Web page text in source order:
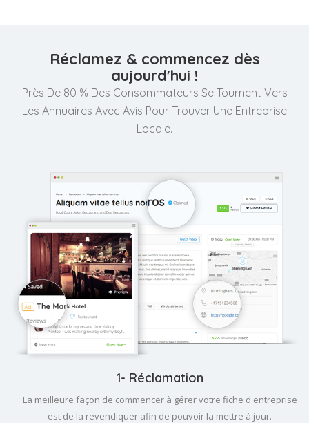
Réclamez & commencez dès
aujourd'hui !
Près De 80 % Des Consommateurs Se Tournent Vers
Les Annuaires Avec Avis Pour Trouver Une Entreprise
Locale.
1- Réclamation
La meilleure façon de commencer à gérer votre fiche d'entreprise
est de la revendiquer afin de pouvoir la mettre à jour.